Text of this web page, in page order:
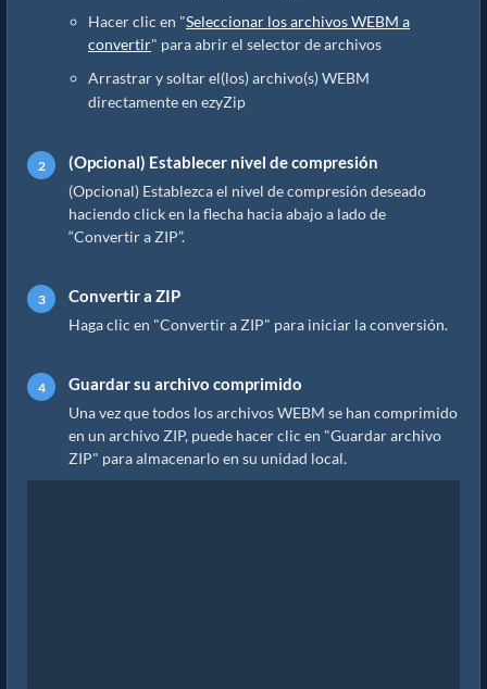
Hacer clic en "Seleccionar los archivos WEBM a
convertir" para abrir el selector de archivos
Arrastrar y soltar el(los) archivo(s) WEBM
directamente en ezyZip
(Opcional) Establecer nivel de compresión
(Opcional) Establezca el nivel de compresión deseado
haciendo click en la flecha hacia abajo a lado de
“Convertir a ZIP”.
Convertir a ZIP
Haga clic en "Convertir a ZIP" para iniciar la conversión.
Guardar su archivo comprimido
Una vez que todos los archivos WEBM se han comprimido
en un archivo ZIP, puede hacer clic en "Guardar archivo
ZIP" para almacenarlo en su unidad local.